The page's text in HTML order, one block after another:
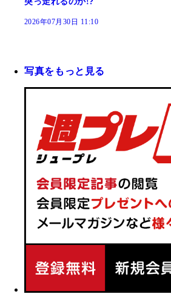
2026年07月30日 11:10
写真をもっと見る